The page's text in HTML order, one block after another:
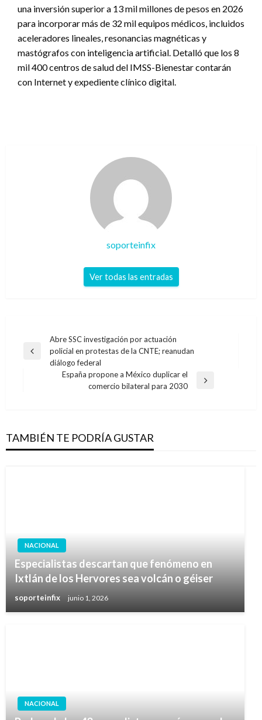
una inversión superior a 13 mil millones de pesos en 2026
para incorporar más de 32 mil equipos médicos, incluidos
aceleradores lineales, resonancias magnéticas y
mastógrafos con inteligencia artificial. Detalló que los 8
mil 400 centros de salud del IMSS-Bienestar contarán
con Internet y expediente clínico digital.
soporteinfix
Ver todas las entradas
Navegación
de
entradas
Entrada
Abre SSC investigación por actuación
policial en protestas de la CNTE; reanudan
diálogo federal
España propone a México duplicar el
comercio bilateral para 2030
TAMBIÉN TE PODRÍA GUSTAR
NACIONAL
Especialistas descartan que fenómeno en
Ixtlán de los Hervores sea volcán o géiser
soporteinfix junio 1, 2026
NACIONAL